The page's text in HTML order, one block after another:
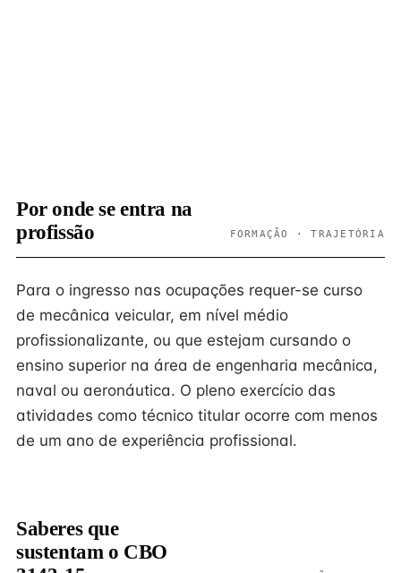
Por onde se entra na
profissão
FORMAÇÃO · TRAJETÓRIA
Para o ingresso nas ocupações requer-se curso
de mecânica veicular, em nível médio
profissionalizante, ou que estejam cursando o
ensino superior na área de engenharia mecânica,
naval ou aeronáutica. O pleno exercício das
atividades como técnico titular ocorre com menos
de um ano de experiência profissional.
Saberes que
sustentam o CBO